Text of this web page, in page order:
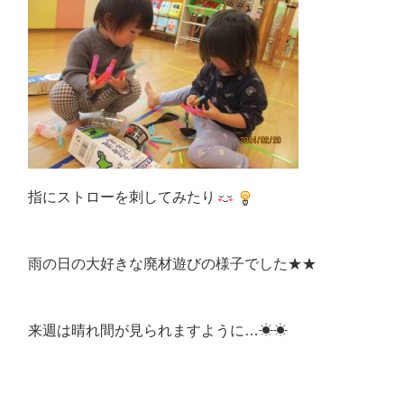
指にストローを刺してみたり
雨の日の大好きな廃材遊びの様子でした★★
来週は晴れ間が見られますように…☀☀